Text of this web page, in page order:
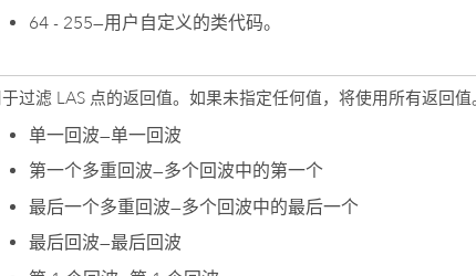
64 - 255—用户自定义的类代码。
过滤 LAS 点的返回值。如果未指定任何值，将使用所有返回值
单一回波—单一回波
第一个多重回波—多个回波中的第一个
最后一个多重回波—多个回波中的最后一个
最后回波—最后回波